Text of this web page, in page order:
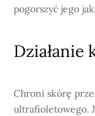
pogorszyć jego
Działanie
Chroni skórę
ultrafioletowego.